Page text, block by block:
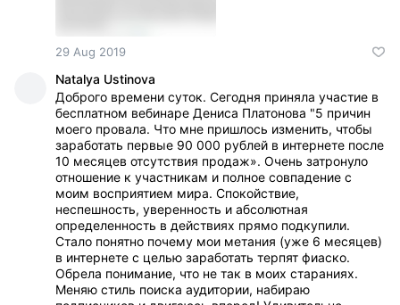
29 Aug 2019
Natalya Ustinova
Доброго времени суток. Сегодня приняла участие в
бесплатном вебинаре Дениса Платонова "5 причин
моего провала. Что мне пришлось изменить, чтобы
заработать первые 90 000 рублей в интернете после
10 месяцев отсутствия продаж». Очень затронуло
отношение к участникам и полное совпадение с
моим восприятием мира. Спокойствие,
неспешность, уверенность и абсолютная
определенность в действиях прямо подкупили.
Стало понятно почему мои метания (уже 6 месяцев)
в интернете с целью заработать терпят фиаско.
Обрела понимание, что не так в моих стараниях.
Меняю стиль поиска аудитории, набираю